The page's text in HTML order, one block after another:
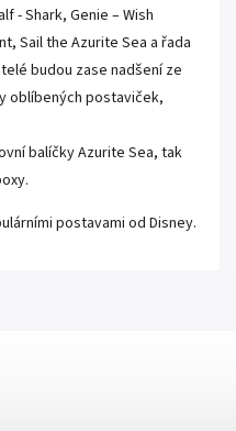
- Shark, Genie – Wish
Sail the Azurite Sea a řada
budou zase nadšení ze
oblíbených postaviček,
balíčkyAzurite Sea, tak
.
postavami od Disney.